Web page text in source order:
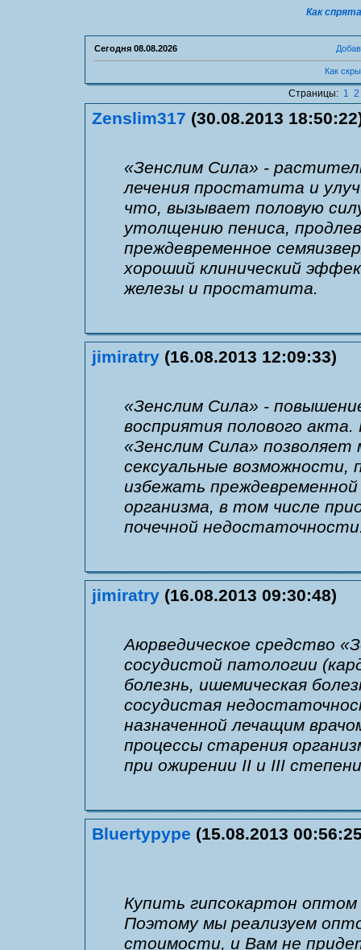
Как
Сегодня 08.08.2026
Как
Страницы: 1 2
Zenslim317 (30.08.2013
«Зенслим Сила» -
лечения простатита и
что, вызывает половую
утолщению пениса,
преждевременное
хороший клинический
железы и простатита.
jimiratry (16.08.2013 12:09:33)
«Зенслим Сила» -
восприятия полового
«Зенслим Сила» позволяет
сексуальные возможности,
избежать
организма, в том числе
почечной
jimiratry (16.08.2013 09:30:48)
Аюрведическое средство
сосудистой патологии
болезнь, ишемическая
сосудистая
назначенной лечащим
процессы старения
при ожирении II и III
Bluertypype (15.08.2013
Купить гипсокартон
Поэтому мы реализуем
стоимости, и Вам не